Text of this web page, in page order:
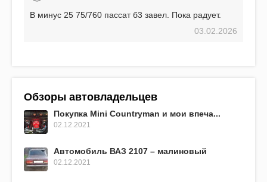
В минус 25 75/760 пассат б3 завел. Пока радует.
03.02.2026
Обзоры автовладельцев
Покупка Mini Countryman и мои впеча...
02.12.2021
Автомобиль ВАЗ 2107 – малиновый
02.12.2021